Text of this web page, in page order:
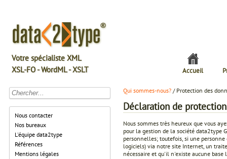
Votre spécialiste XML
XSL-FO - WordML - XSLT
Accueil
Nous contacter
Nos bureaux
L'équipe data2type
Références
Mentions légales
Qui sommes-nous? / Protection des
Déclaration de
Nous sommes très heureux que vous
pour la gestion de la société data2type
personnelles; toutefois, si une
logiciels) via notre site Internet, un
nécessaire et qu'il n'existe aucune